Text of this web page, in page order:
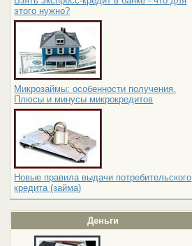
этого нужно?
Микрозаймы: особенности получения.
Плюсы и минусы микрокредитов
Новые правила выдачи потребительского
кредита (займа)
Деньги